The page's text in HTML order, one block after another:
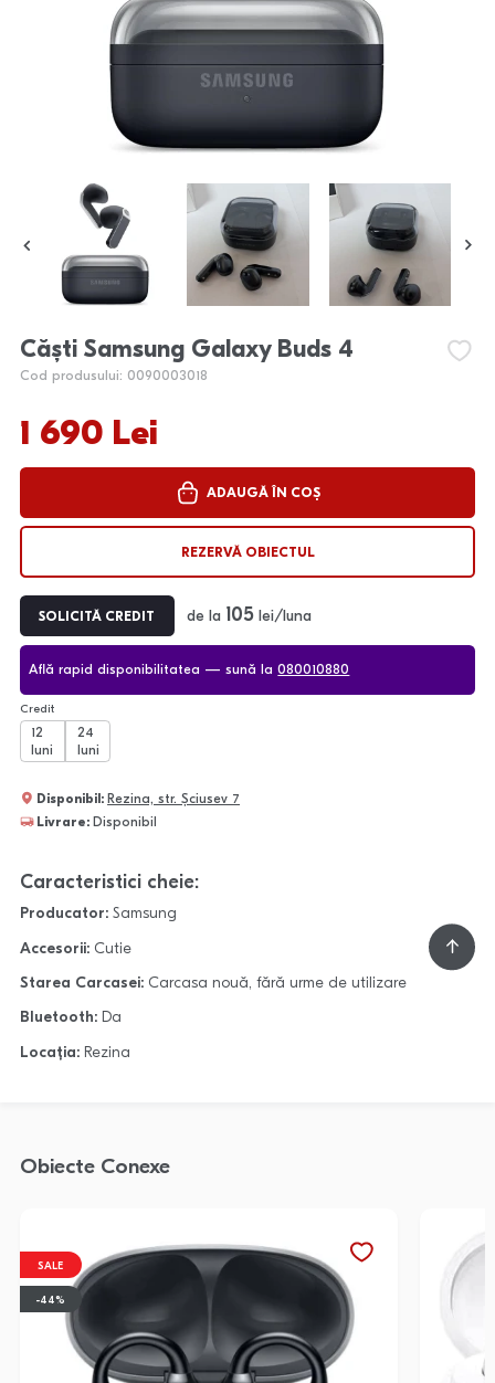
Căști Samsung Galaxy Buds 4
Cod produsului: 0090003018
1 690 Lei
ADAUGĂ ÎN COȘ
REZERVĂ OBIECTUL
SOLICITĂ CREDIT de la 105lei/luna
Află rapid disponibilitatea — sună la080010880
Credit
12
luni
24
luni
Disponibil: Rezina, str. Șciusev 7
Livrare: Disponibil
Caracteristici cheie:
Producator:Samsung
Accesorii:Cutie
Starea Carcasei:Carcasa nouă, fără urme de utilizare
Bluetooth:Da
Locația:Rezina
Obiecte Conexe
SALE
-44%